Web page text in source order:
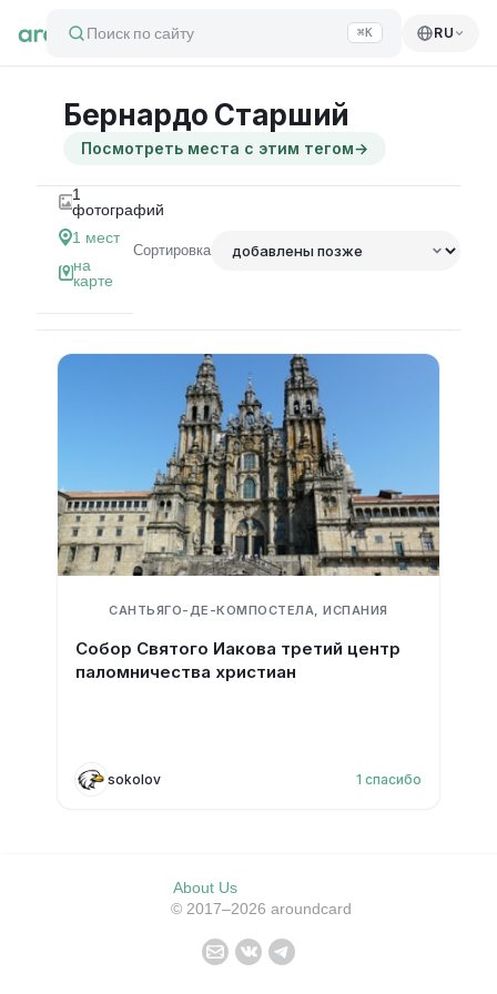
Поиск по сайту ⌘K RU
Бернардо Старший
Посмотреть места с этим тегом→
1
фотографий
1 мест
на
карте
Сортировка
САНТЬЯГО-ДЕ-КОМПОСТЕЛА, ИСПАНИЯ
Собор Святого Иакова третий центр
паломничества христиан
sokolov 1 спасибо
About Us
© 2017–2026 aroundcard